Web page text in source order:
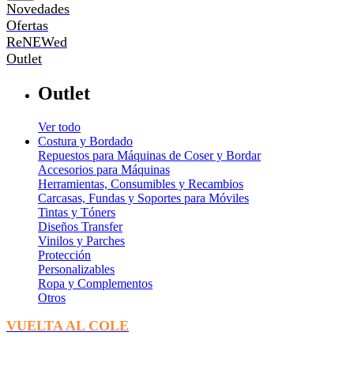
Novedades
Ofertas
ReNEWed
Outlet
Outlet
Ver todo
Costura y Bordado
Repuestos para Máquinas de Coser y Bordar
Accesorios para Máquinas
Herramientas, Consumibles y Recambios
Carcasas, Fundas y Soportes para Móviles
Tintas y Tóners
Diseños Transfer
Vinilos y Parches
Protección
Personalizables
Ropa y Complementos
Otros
VUELTA AL COLE